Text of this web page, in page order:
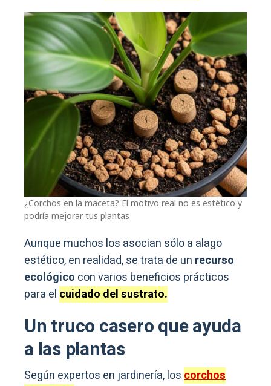
¿Corchos en la maceta? El motivo real no es estético y
podría mejorar tus plantas
Aunque muchos los asocian sólo a alago
estético, en realidad, se trata de un recurso
ecológico con varios beneficios prácticos
para el cuidado del sustrato.
Un truco casero que ayuda
a las plantas
Según expertos en jardinería, loscorchos